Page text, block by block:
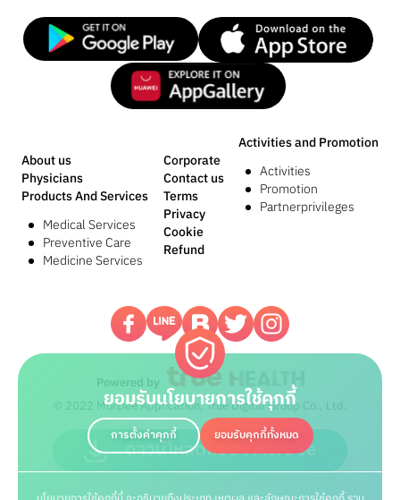
ดาวน์โหลดแอปฯ MorDee
ยอมรับนโยบายการใช้คุกกี้
การตั้งค่าคุกกี้ ยอมรับคุกกี้ทั้งหมด
About us
Physicians
Products And Services
Medical Services
Preventive Care
Medicine Services
Activities and Promotion
Activities
Promotion
Partnerprivileges
Corporate
Contact us
Terms
Privacy
Cookie
Refund
Powered by
© 2022 MorDee Application, True Digital Group Co., Ltd.